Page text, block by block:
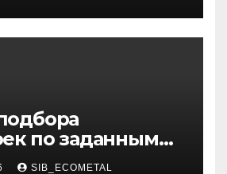
по заданным
SIB_ECOMETAL